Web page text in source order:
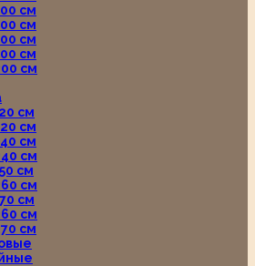
см
см
см
см
см
см
см
см
см
см
см
см
см
см